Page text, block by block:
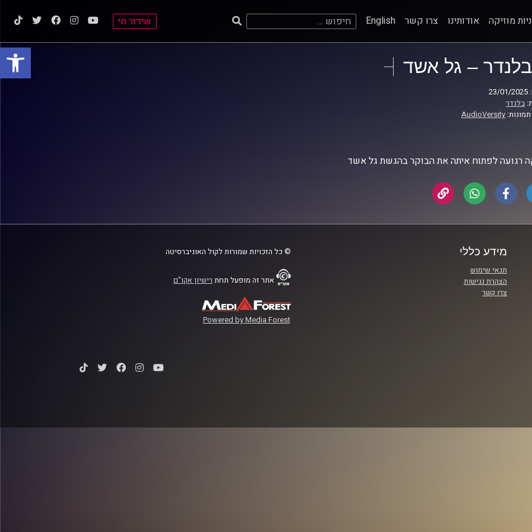
פתח
מוזיקה אודותינו צרו קשר English חיפוש: שידור חי
בלנדר – גל אשד
בלנדר
AudioVersity
רגועה לפתוח איתה את הבוקר בהגשת גל אשד
מידע כללי
תנאי שימוש
הצהרת נגישות
צרו קשר
© כל הזכויות שמורות לקול האוניברסיטה
אתר זה מופעל תחת רישיון אקו"ם
Powered by Media Forest